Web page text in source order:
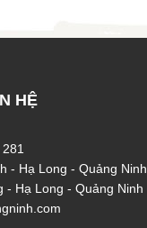
HỆ
- Hạ Long - Quảng Ninh
- Hạ Long - Quảng Ninh